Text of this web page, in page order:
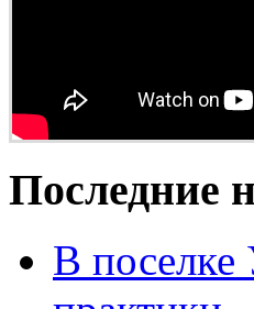
Последние
В поселке